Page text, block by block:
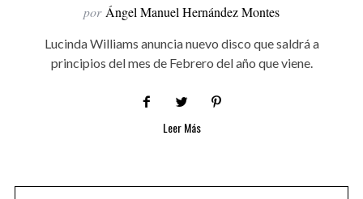
por Ángel Manuel Hernández Montes
Lucinda Williams anuncia nuevo disco que saldrá a
principios del mes de Febrero del año que viene.
Leer Más